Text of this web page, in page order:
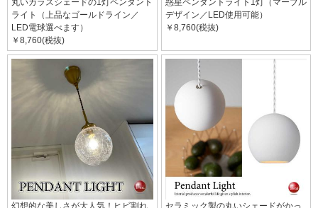
ライト（上品なゴールドライン／
LED電球選べます）
￥8,760(税抜)
デザイン／LED使用可能）
￥8,760(税抜)
幻想的な美しさが大人気！ヒビ割れ セラミック製の丸いシェードがかっ